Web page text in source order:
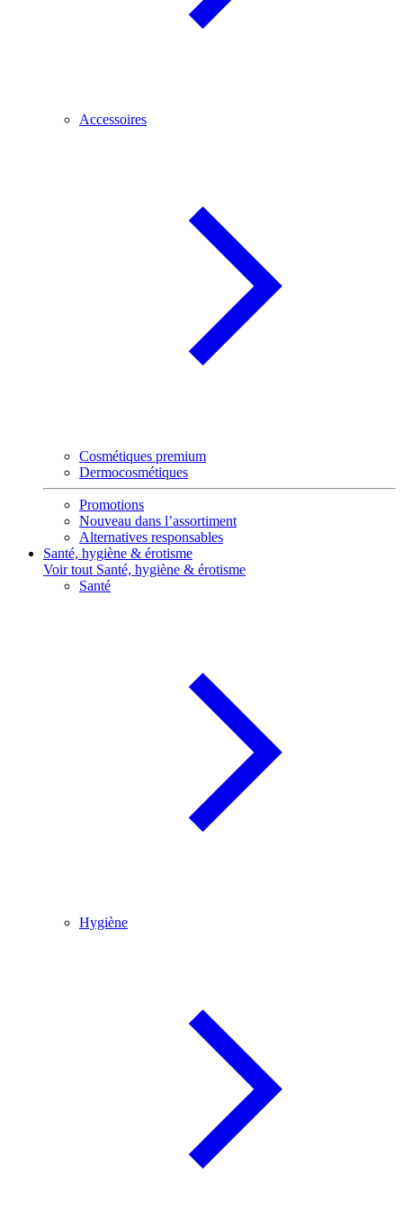
Accessoires
Cosmétiques premium
Dermocosmétiques
Promotions
Nouveau dans l’assortiment
Alternatives responsables
Santé, hygiène & érotisme
Voir tout Santé, hygiène & érotisme
Santé
Hygiène